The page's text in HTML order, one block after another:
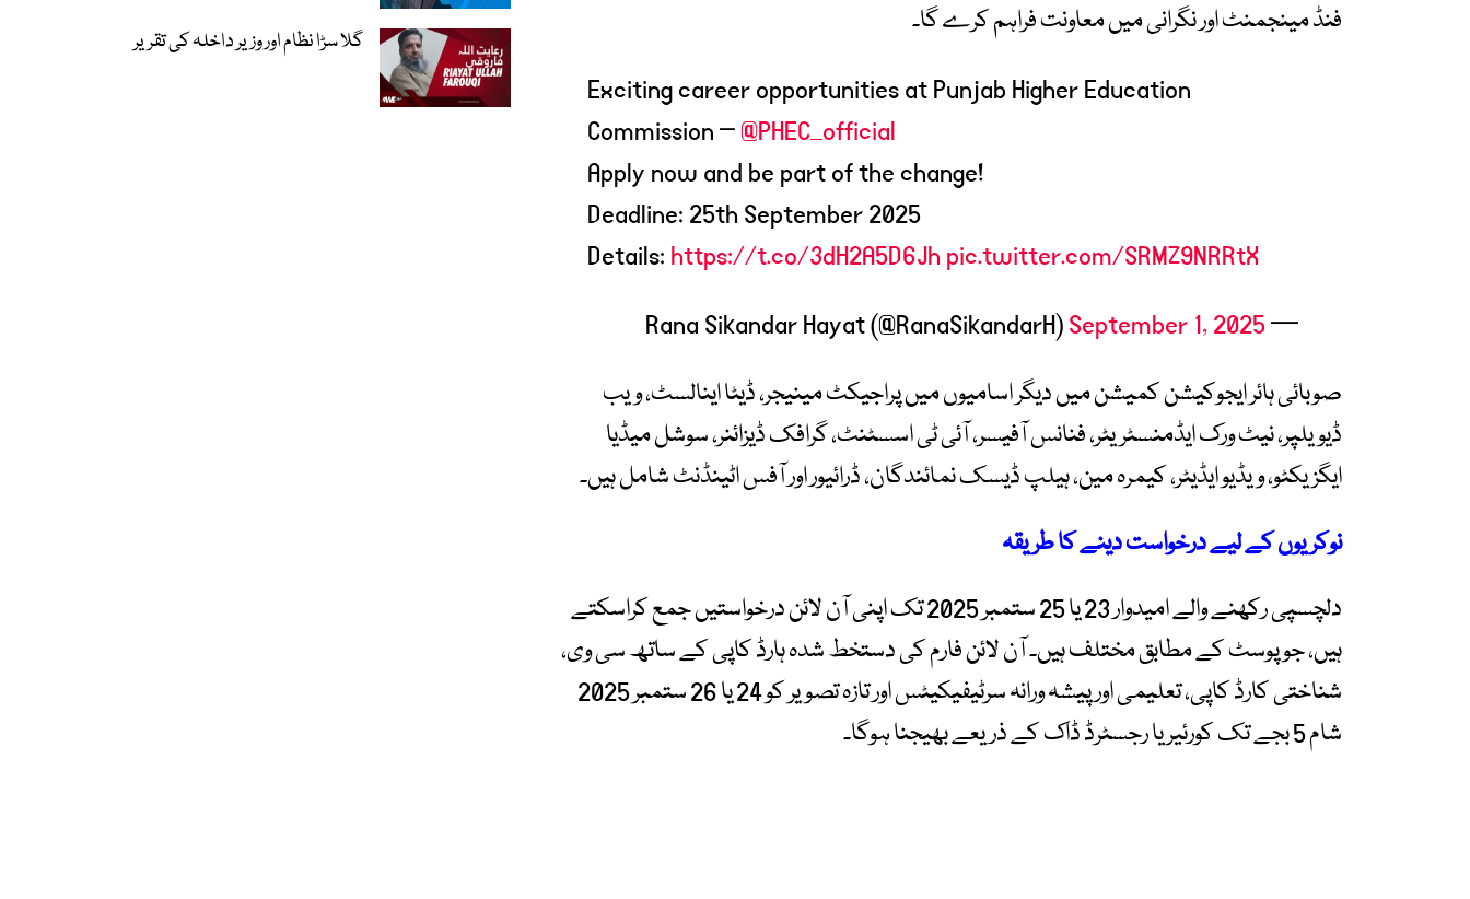
فنڈ مینجمنٹ اور نگرانی میں معاونت فراہم کرے گا۔
Exciting career opportunities at Punjab Higher Education
Commission –@PHEC_official
Apply now and be part of the change!
Deadline: 25th September 2025
Details: https://t.co/3dH2A5D6Jhpic.twitter.com/SRMZ9NRRtX
— Rana Sikandar Hayat (@RanaSikandarH)
September 1, 2025
صوبائی ہائر ایجوکیشن کمیشن میں دیگر اسامیوں میں پراجیکٹ مینیجر، ڈیٹا اینالسٹ، ویب
ڈیویلپر، نیٹ ورک ایڈمنسٹریٹر، فنانس آفیسر، آئی ٹی اسسٹنٹ، گرافک ڈیزائنر، سوشل میڈیا
ایگزیکٹو، ویڈیو ایڈیٹر، کیمرہ مین، ہیلپ ڈیسک نمائندگان، ڈرائیور اور آفس اٹینڈنٹ شامل ہیں۔
نوکریوں کے لیے درخواست دینے کا طریقہ
دلچسپی رکھنے والے امیدوار 23 یا 25 ستمبر 2025 تک اپنی آن لائن درخواستیں جمع کراسکتے
ہیں، جو پوسٹ کے مطابق مختلف ہیں۔ آن لائن فارم کی دستخط شدہ ہارڈ کاپی کے ساتھ سی وی،
شناختی کارڈ کاپی، تعلیمی اور پیشہ ورانہ سرٹیفیکیٹس اور تازہ تصویر کو 24 یا 26 ستمبر 2025
شام 5 بجے تک کورئیر یا رجسٹرڈ ڈاک کے ذریعے بھیجنا ہوگا۔
گلا سڑا نظام اور وزیر داخلہ کی تقریر